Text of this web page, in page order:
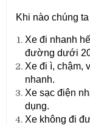
Khi nào chúng
Xe đi nhanh
đường dưới
Xe đi ì, chậm,
nhanh.
Xe sạc điện
dụng.
Xe không đi